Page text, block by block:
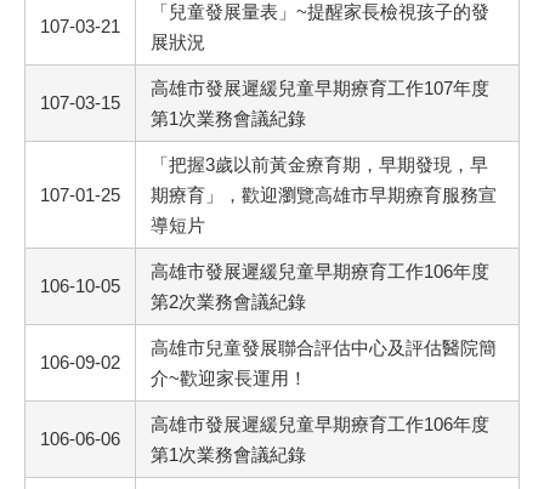
107-03-21
「兒童發展量表」~提醒家長檢視孩子的發
展狀況
107-03-15
高雄市發展遲緩兒童早期療育工作107年度
第1次業務會議紀錄
107-01-25
「把握3歲以前黃金療育期，早期發現，早
期療育」，歡迎瀏覽高雄市早期療育服務宣
導短片
106-10-05
高雄市發展遲緩兒童早期療育工作106年度
第2次業務會議紀錄
106-09-02
高雄市兒童發展聯合評估中心及評估醫院簡
介~歡迎家長運用！
106-06-06
高雄市發展遲緩兒童早期療育工作106年度
第1次業務會議紀錄